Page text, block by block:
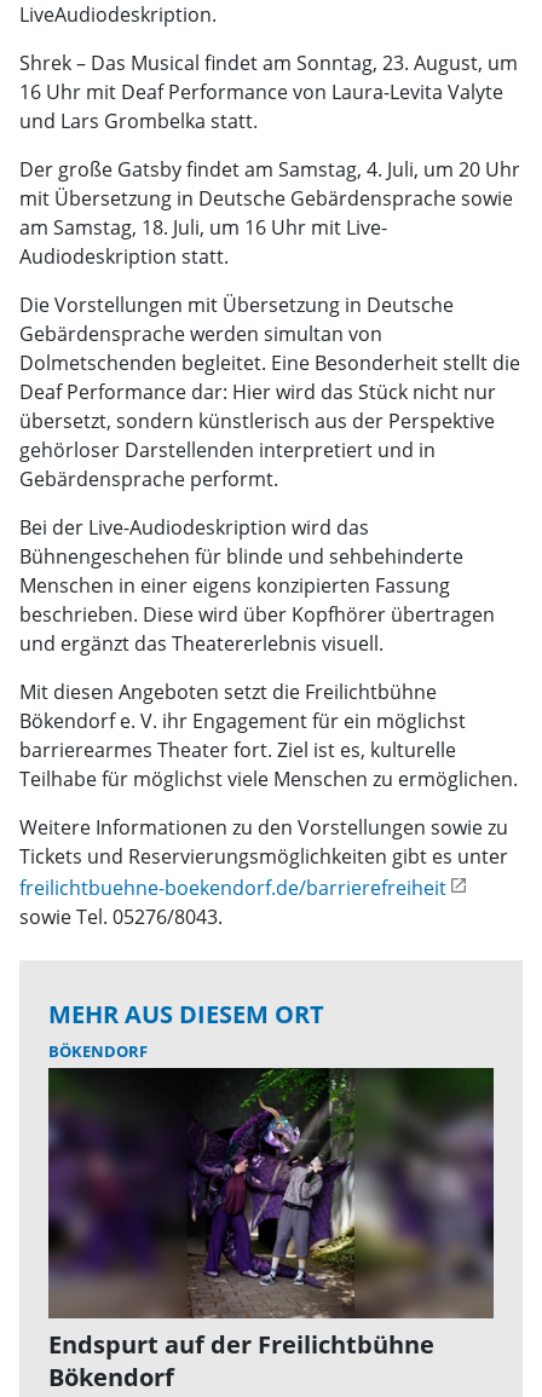
LiveAudiodeskription.
Shrek – Das Musical findet am Sonntag, 23. August, um
16 Uhr mit Deaf Performance von Laura-Levita Valyte
und Lars Grombelka statt.
Der große Gatsby findet am Samstag, 4. Juli, um 20 Uhr
mit Übersetzung in Deutsche Gebärdensprache sowie
am Samstag, 18. Juli, um 16 Uhr mit Live-
Audiodeskription statt.
Die Vorstellungen mit Übersetzung in Deutsche
Gebärdensprache werden simultan von
Dolmetschenden begleitet. Eine Besonderheit stellt die
Deaf Performance dar: Hier wird das Stück nicht nur
übersetzt, sondern künstlerisch aus der Perspektive
gehörloser Darstellenden interpretiert und in
Gebärdensprache performt.
Bei der Live-Audiodeskription wird das
Bühnengeschehen für blinde und sehbehinderte
Menschen in einer eigens konzipierten Fassung
beschrieben. Diese wird über Kopfhörer übertragen
und ergänzt das Theatererlebnis visuell.
Mit diesen Angeboten setzt die Freilichtbühne
Bökendorf e. V. ihr Engagement für ein möglichst
barrierearmes Theater fort. Ziel ist es, kulturelle
Teilhabe für möglichst viele Menschen zu ermöglichen.
Weitere Informationen zu den Vorstellungen sowie zu
Tickets und Reservierungsmöglichkeiten gibt es unter
freilichtbuehne-boekendorf.de/barrierefreiheit
sowie Tel. 05276/8043.
MEHR AUS DIESEM ORT
BÖKENDORF
Endspurt auf der Freilichtbühne
Bökendorf